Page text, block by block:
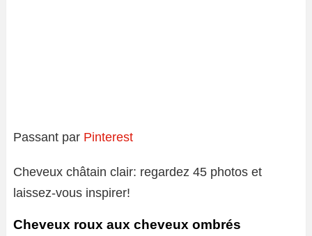
Passant par Pinterest
Cheveux châtain clair: regardez 45 photos et
laissez-vous inspirer!
Cheveux roux aux cheveux ombrés